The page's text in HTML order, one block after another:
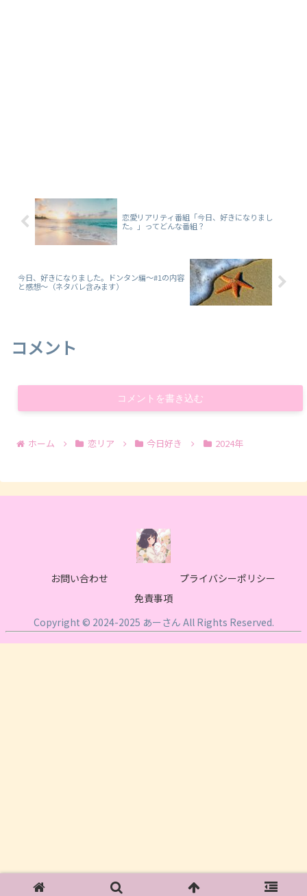
恋愛リアリティ番組「今日、好きになりまし
た。」ってどんな番組？
今日、好きになりました。ドンタン編～#1の内容
と感想～（ネタバレ含みます）
コメント
コメントを書き込む
ホーム 恋リア 今日好き 2024年
お問い合わせ
プライバシーポリシー
免責事項
Copyright © 2024-2025 あーさん All Rights Reserved.